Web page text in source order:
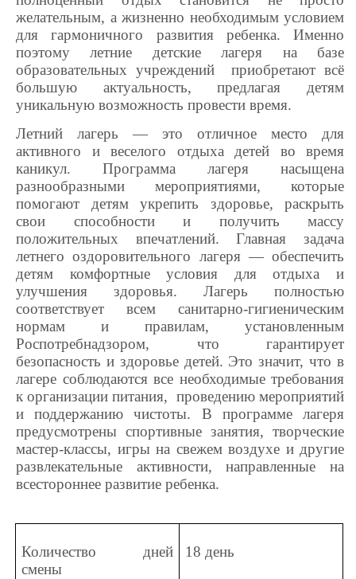
желательным, а жизненно необходимым условием
для гармоничного развития ребенка. Именно
поэтому летние детские лагеря на базе
образовательных учреждений приобретают всё
большую актуальность, предлагая детям
уникальную возможность провести время.
Летний лагерь — это отличное место для
активного и веселого отдыха детей во время
каникул. Программа лагеря насыщена
разнообразными мероприятиями, которые
помогают детям укрепить здоровье, раскрыть
свои способности и получить массу
положительных впечатлений. Главная задача
летнего оздоровительного лагеря — обеспечить
детям комфортные условия для отдыха и
улучшения здоровья. Лагерь полностью
соответствует всем санитарно-гигиеническим
нормам и правилам, установленным
Роспотребнадзором, что гарантирует
безопасность и здоровье детей. Это значит, что в
лагере соблюдаются все необходимые требования
к организации питания, проведению мероприятий
и поддержанию чистоты. В программе лагеря
предусмотрены спортивные занятия, творческие
мастер-классы, игры на свежем воздухе и другие
развлекательные активности, направленные на
всестороннее развитие ребенка.
Количество дней
смены
18 день